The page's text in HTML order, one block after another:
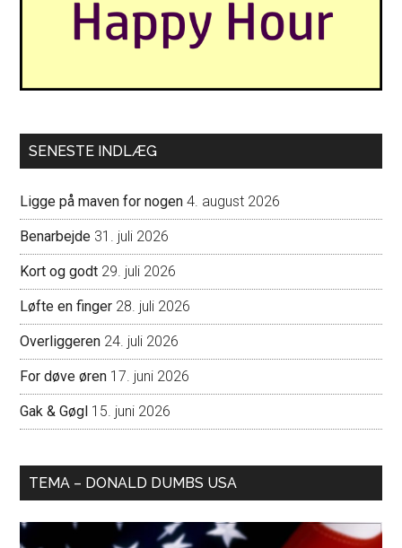
SENESTE INDLÆG
Ligge på maven for nogen 4. august 2026
Benarbejde 31. juli 2026
Kort og godt 29. juli 2026
Løfte en finger 28. juli 2026
Overliggeren 24. juli 2026
For døve øren 17. juni 2026
Gak & Gøgl 15. juni 2026
TEMA – DONALD DUMBS USA